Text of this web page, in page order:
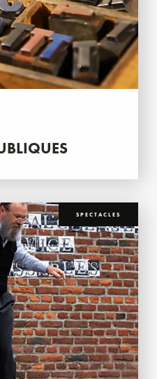
SPECTACLES